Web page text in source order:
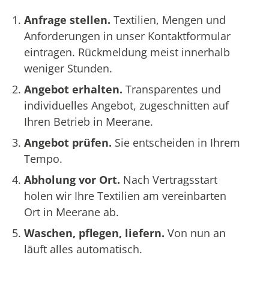
Anfrage stellen. Textilien, Mengen und
Anforderungen in unser Kontaktformular
eintragen. Rückmeldung meist innerhalb
weniger Stunden.
Angebot erhalten. Transparentes und
individuelles Angebot, zugeschnitten auf
Ihren Betrieb in Meerane.
Angebot prüfen. Sie entscheiden in Ihrem
Tempo.
Abholung vor Ort. Nach Vertragsstart
holen wir Ihre Textilien am vereinbarten
Ort in Meerane ab.
Waschen, pflegen, liefern. Von nun an
läuft alles automatisch.